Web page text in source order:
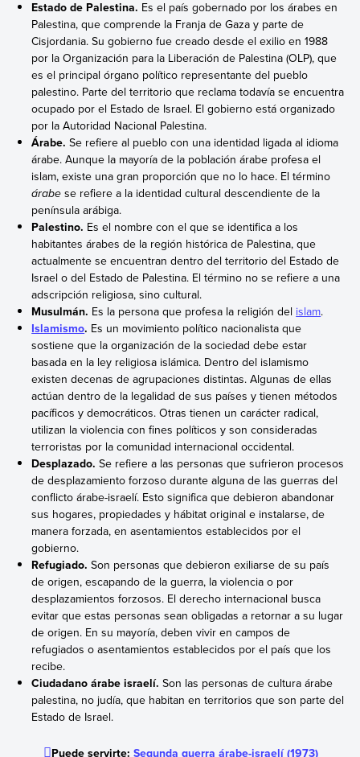
Estado de Palestina. Es el país gobernado por los árabes en
Palestina, que comprende la Franja de Gaza y parte de
Cisjordania. Su gobierno fue creado desde el exilio en 1988
por la Organización para la Liberación de Palestina (OLP), que
es el principal órgano político representante del pueblo
palestino. Parte del territorio que reclama todavía se encuentra
ocupado por el Estado de Israel. El gobierno está organizado
por la Autoridad Nacional Palestina.
Árabe.Se refiere al pueblo con una identidad ligada al idioma
árabe. Aunque la mayoría de la población árabe profesa el
islam, existe una gran proporción que no lo hace. El término
árabese refiere a la identidad cultural descendiente de la
península arábiga.
Palestino. Es el nombre con el que se identifica a los
habitantes árabes de la región histórica de Palestina, que
actualmente se encuentran dentro del territorio del Estado de
Israel o del Estado de Palestina. El término no se refiere a una
adscripción religiosa, sino cultural.
Musulmán. Es la persona que profesa la religión del islam.
Islamismo. Es un movimiento político nacionalista que
sostiene que la organización de la sociedad debe estar
basada en la ley religiosa islámica. Dentro del islamismo
existen decenas de agrupaciones distintas. Algunas de ellas
actúan dentro de la legalidad de sus países y tienen métodos
pacíficos y democráticos. Otras tienen un carácter radical,
utilizan la violencia con fines políticos y son consideradas
terroristas por la comunidad internacional occidental.
Desplazado.Se refiere a las personas que sufrieron procesos
de desplazamiento forzoso durante alguna de las guerras del
conflicto árabe-israelí. Esto significa que debieron abandonar
sus hogares, propiedades y hábitat original e instalarse, de
manera forzada, en asentamientos establecidos por el
gobierno.
Refugiado.Son personas que debieron exiliarse de su país
de origen, escapando de la guerra, la violencia o por
desplazamientos forzosos. El derecho internacional busca
evitar que estas personas sean obligadas a retornar a su lugar
de origen. En su mayoría, deben vivir en campos de
refugiados o asentamientos establecidos por el país que los
recibe.
Ciudadano árabe israelí.Son las personas de cultura árabe
palestina, no judía, que habitan en territorios que son parte del
Estado de Israel.
Puede servirte:Segunda guerra árabe-israelí (1973)